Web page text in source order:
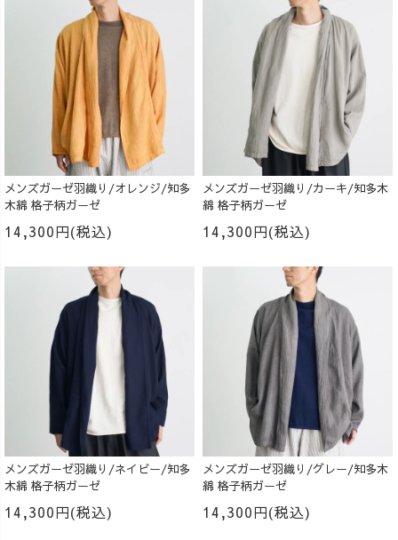
メンズガーゼ羽織り/オレンジ/知多
木綿 格子柄ガーゼ
14,300円(税込)
メンズガーゼ羽織り/カーキ/知多木
綿 格子柄ガーゼ
14,300円(税込)
メンズガーゼ羽織り/ネイビー/知多
木綿 格子柄ガーゼ
14,300円(税込)
メンズガーゼ羽織り/グレー/知多木
綿 格子柄ガーゼ
14,300円(税込)